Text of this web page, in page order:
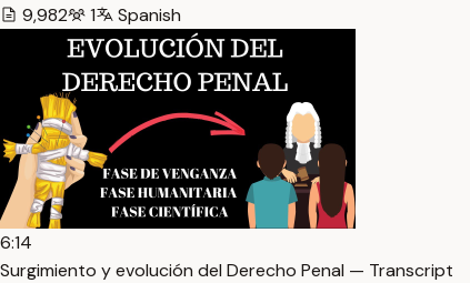
9,982
1 Spanish
6:14
Surgimiento y evolución del Derecho Penal — Transcript